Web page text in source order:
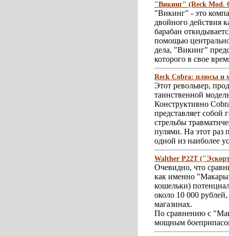
"Викинг" (Reck Mod.
"Викинг" - это
двойного действия
барабан
помощью
дела, "Викинг"
которого в свое
Reck Cobra: плюсы и
Этот револьвер,
таинственной
Конструктивно
представляет собой
стрельбы
пулями. На этот раз
одной из наиболее
Walther P22T
Очевидно, что
как именно
кошельки)
около 10 000
магазинах.
По сравнению с
мощным